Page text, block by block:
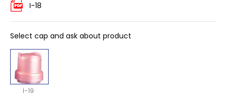
I-18
Select cap and ask about product
I-19